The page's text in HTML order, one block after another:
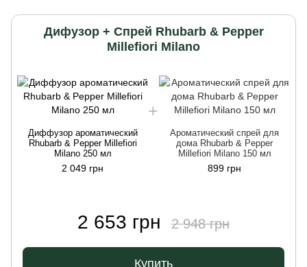
Дифузор + Спрей Rhubarb & Pepper
Millefiori Milano
Диффузор ароматический
Rhubarb & Pepper Millefiori
Milano 250 мл
2 049 грн
Ароматический спрей для
дома Rhubarb & Pepper
Millefiori Milano 150 мл
899 грн
2 653 грн 2 948 грн
Купить